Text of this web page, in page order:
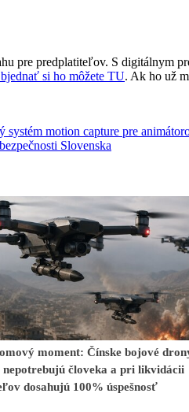
pre predplatiteľov. S digitálnym
si ho môžete TU. Ak ho už
systém motion capture pre
Slovenska
moment: Čínske bojové
nepotrebujú človeka a pri likvidácii
dosahujú 100% úspešnosť